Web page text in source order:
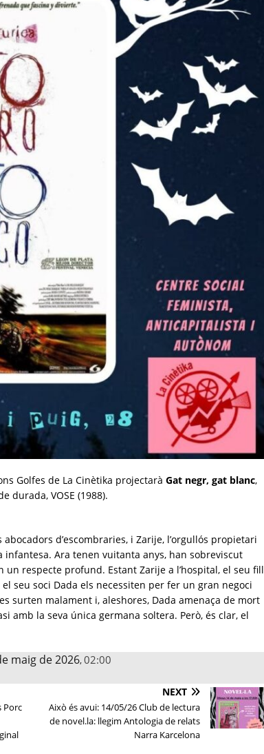
Golfes de La Cinètika projectarà Gat negr, gat blanc,
durada, VOSE (1988).
d’escombraries, i Zarije, l’orgullós propietari
infantesa. Ara tenen vuitanta anys, han sobreviscut
un respecte profund. Estant Zarije a l’hospital, el seu fill
seu soci Dada els necessiten per fer un gran negoci
surten malament i, aleshores, Dada amenaça de mort
amb la seva única germana soltera. Però, és clar, el
maig de 2026,02:00
Porc
NEXT
Això és avui: 14/05/26 Club de lectura
de novel.la: llegim Antologia de relats
Narra Karcelona